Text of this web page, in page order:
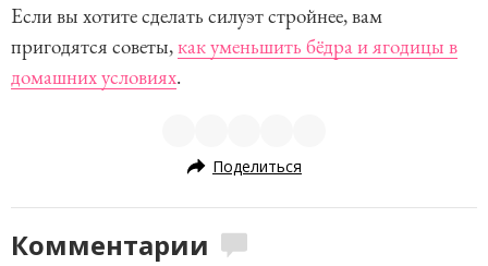
Если вы хотите сделать силуэт стройнее, вам
пригодятся советы,как уменьшить бёдра и ягодицы в
домашних условиях.
Поделиться
Комментарии